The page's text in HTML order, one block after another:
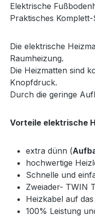
Elektrische
Praktisches
Die elektrische
Raumheizung.
Die Heizmatten sind
Knopfdruck.
Durch die geringe
Vorteile elektrische
extra dünn (
hochwertige
Schnelle und
Zweiader- TWIN
Heizkabel auf
100% Leistung